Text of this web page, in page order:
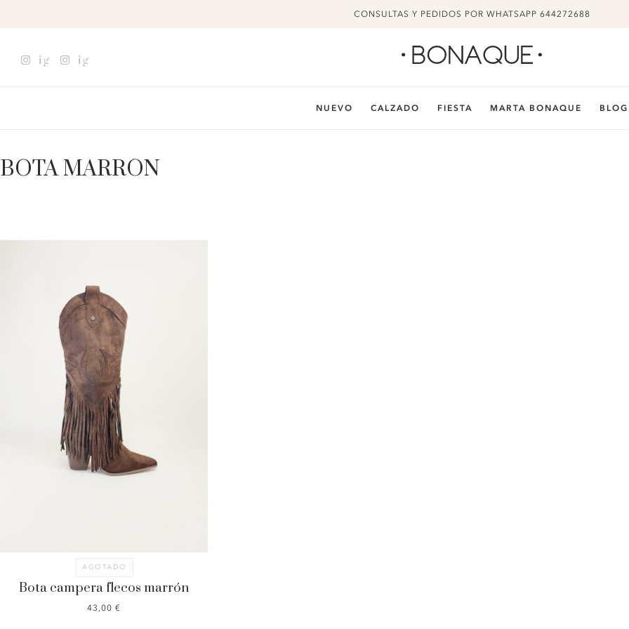
CONSULTAS Y PEDIDOS POR WHATSAPP 644272688
ig ig
NUEVO CALZADO FIESTA MARTA BONAQUE BLOG
BOTA MARRÓN
AGOTADO
Bota campera flecos marrón
43,00€